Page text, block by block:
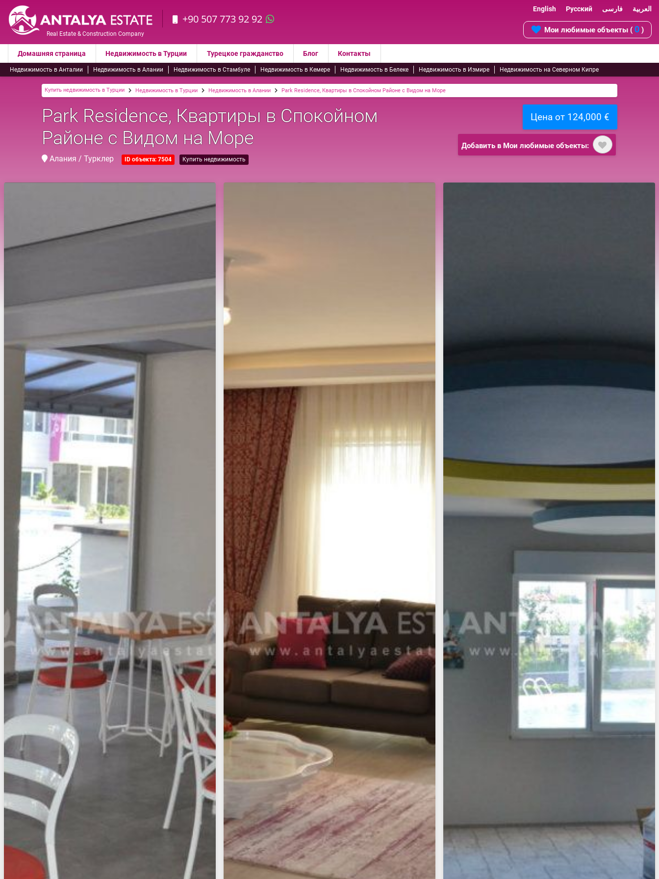
Real Estate & Construction Company
+90 507 773 92 92
English Русский فارسی العربية
Мои любимые объекты ( 0 )
Домашняя страница Недвижимость в Турции Турецкое гражданство Блог Контакты
Недвижимость в Анталии Недвижимость в Алании Недвижимость в Стамбуле Недвижимость в Кемере Недвижимость в Белеке Недвижимость в Измире Недвижимость на Северном Кипре
Купить недвижимость в Турции Недвижимость в Турции Недвижимость в Алании Park Residence, Квартиры в Спокойном Районе с Видом на Море
Park Residence, Квартиры в Спокойном
Районе с Видом на Море
Алания / Турклер ID объекта: 7504 Купить недвижимость
Цена от 124,000 €
Добавить в Мои любимые объекты: